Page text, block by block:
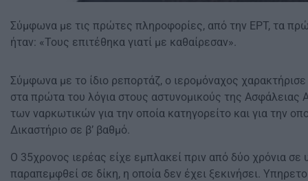
Σύμφωνα με τις πρώτες πληροφορίες, από την ΕΡΤ, τα
ήταν: «Τους επιτέθηκα γιατί με καθαίρεσαν».
Σύμφωνα με το ίδιο ρεπορτάζ, ο ιερομόναχος
στα πρώτα του λόγια στους αστυνομικούς της
των ναρκωτικών για την οποία κατηγορείτο και για την
Δικαστήριο σε β’ βαθμό.
Ο 35χρονος ιερέας είχε εμπλακεί πριν από δύο χρόνια σε
παραπεμφθεί σε δίκη, η οποία δεν έχει ξεκινήσει.